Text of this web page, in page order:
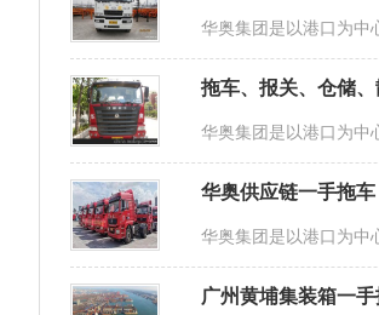
华奥集团是以港口为中
拖车、报关、仓储、
华奥集团是以港口为中
华奥供应链一手拖
华奥集团是以港口为中
广州黄埔集装箱一